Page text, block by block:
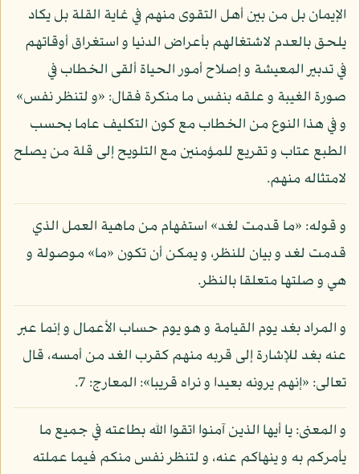
الإيمان بل من بين أهل التقوى منهم في غاية القلة بل يكاد
يلحق بالعدم لاشتغالهم بأعراض الدنيا و استغراق أوقاتهم
في تدبير المعيشة و إصلاح أمور الحياة ألقى الخطاب في
صورة الغيبة و علقه بنفس ما منكرة فقال: «و لتنظر نفس»
و في هذا النوع من الخطاب مع كون التكليف عاما بحسب
الطبع عتاب و تقريع للمؤمنين مع التلويح إلى قلة من يصلح
لامتثاله منهم.
و قوله: «ما قدمت لغد» استفهام من ماهية العمل الذي
قدمت لغد و بيان للنظر، و يمكن أن تكون «ما» موصولة و
هي و صلتها متعلقا بالنظر.
و المراد بغد يوم القيامة و هو يوم حساب الأعمال و إنما عبر
عنه بغد للإشارة إلى قربه منهم كقرب الغد من أمسه، قال
تعالى: «إنهم يرونه بعيدا و نراه قريبا»: المعارج: 7.
و المعنى: يا أيها الذين آمنوا اتقوا الله بطاعته في جميع ما
يأمركم به و ينهاكم عنه، و لتنظر نفس منكم فيما عملته